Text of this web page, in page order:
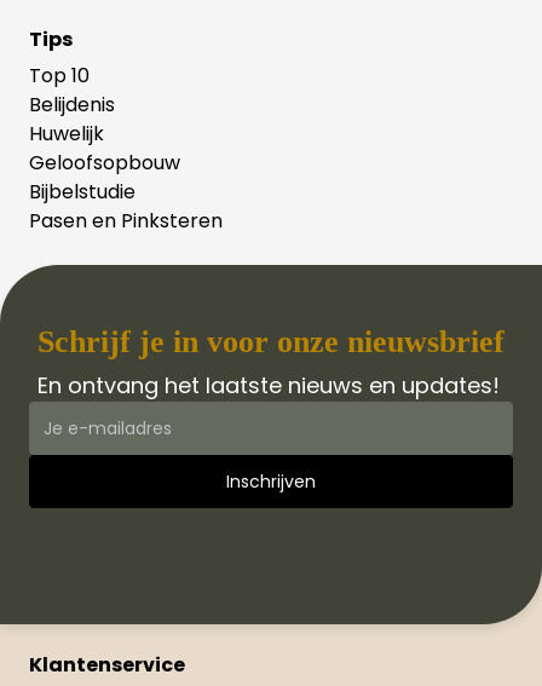
Tips
Top 10
Belijdenis
Huwelijk
Geloofsopbouw
Bijbelstudie
Pasen en Pinksteren
Schrijf je in voor onze nieuwsbrief
En ontvang het laatste nieuws en updates!
Klantenservice